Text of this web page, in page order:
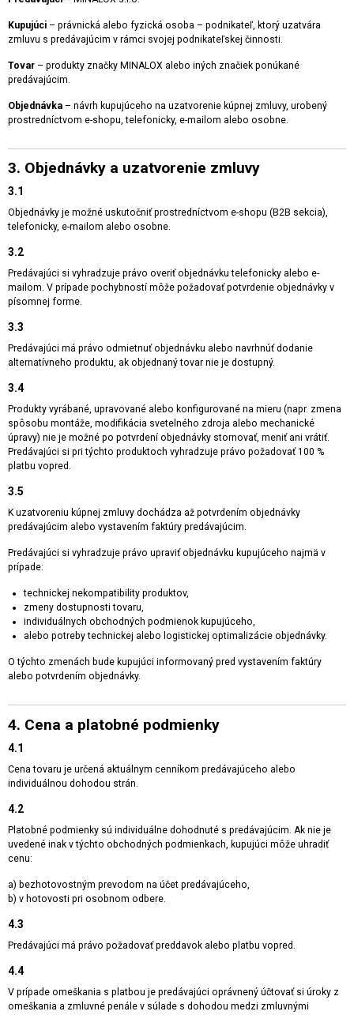
Kupujúci – právnická alebo fyzická osoba – podnikateľ, ktorý uzatvára
zmluvu s predávajúcim v rámci svojej podnikateľskej činnosti.
Tovar – produkty značky MINALOX alebo iných značiek ponúkané
predávajúcim.
Objednávka – návrh kupujúceho na uzatvorenie kúpnej zmluvy, urobený
prostredníctvom e-shopu, telefonicky, e-mailom alebo osobne.
3. Objednávky a uzatvorenie zmluvy
3.1
Objednávky je možné uskutočniť prostredníctvom e-shopu (B2B sekcia),
telefonicky, e-mailom alebo osobne.
3.2
Predávajúci si vyhradzuje právo overiť objednávku telefonicky alebo e-
mailom. V prípade pochybností môže požadovať potvrdenie objednávky v
písomnej forme.
3.3
Predávajúci má právo odmietnuť objednávku alebo navrhnúť dodanie
alternatívneho produktu, ak objednaný tovar nie je dostupný.
3.4
Produkty vyrábané, upravované alebo konfigurované na mieru (napr. zmena
spôsobu montáže, modifikácia svetelného zdroja alebo mechanické
úpravy) nie je možné po potvrdení objednávky stornovať, meniť ani vrátiť.
Predávajúci si pri týchto produktoch vyhradzuje právo požadovať 100 %
platbu vopred.
3.5
K uzatvoreniu kúpnej zmluvy dochádza až potvrdením objednávky
predávajúcim alebo vystavením faktúry predávajúcim.
Predávajúci si vyhradzuje právo upraviť objednávku kupujúceho najmä v
prípade:
technickej nekompatibility produktov,
zmeny dostupnosti tovaru,
individuálnych obchodných podmienok kupujúceho,
alebo potreby technickej alebo logistickej optimalizácie objednávky.
O týchto zmenách bude kupujúci informovaný pred vystavením faktúry
alebo potvrdením objednávky.
4. Cena a platobné podmienky
4.1
Cena tovaru je určená aktuálnym cenníkom predávajúceho alebo
individuálnou dohodou strán.
4.2
Platobné podmienky sú individuálne dohodnuté s predávajúcim. Ak nie je
uvedené inak v týchto obchodných podmienkach, kupujúci môže uhradiť
cenu:
a) bezhotovostným prevodom na účet predávajúceho,
b) v hotovosti pri osobnom odbere.
4.3
Predávajúci má právo požadovať preddavok alebo platbu vopred.
4.4
V prípade omeškania s platbou je predávajúci oprávnený účtovať si úroky z
omeškania a zmluvné penále v súlade s dohodou medzi zmluvnými